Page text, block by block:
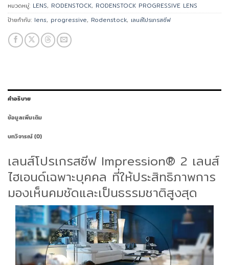
หมวดหมู่: LENS, RODENSTOCK, RODENSTOCK PROGRESSIVE LENS
ป้ายกำกับ: lens, progressive, Rodenstock, เลนส์โปรเกรสซีฟ
คำอธิบาย
ข้อมูลเพิ่มเติม
บทวิจารณ์ (0)
เลนส์โปรเกรสซีฟ Impression® 2 เลนส์
ไฮเอนด์เฉพาะบุคคล ที่ให้ประสิทธิภาพการ
มองเห็นคมชัดและเป็นธรรมชาติสูงสุด